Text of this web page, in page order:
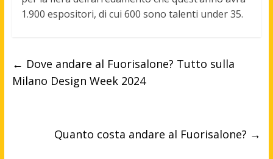
1.900 espositori, di cui 600 sono talenti under 35.
← Dove andare al Fuorisalone? Tutto sulla
Milano Design Week 2024
Quanto costa andare al Fuorisalone? →